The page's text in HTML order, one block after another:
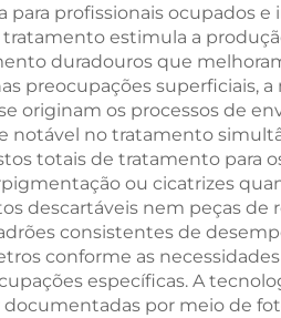
profissionais ocupados e
estimula a
duradouros que
preocupações superficiais, a
originam os processos de
notável no tratamento
totais de tratamento para
ou cicatrizes
descartáveis nem peças de
consistentes de
conforme as
específicas. A
por meio de